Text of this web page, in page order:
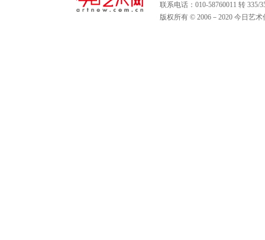
联系电话：010-58760011 转
版权所有 © 2006－2020 今日艺